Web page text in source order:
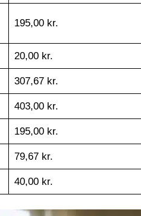
195,00 kr.
20,00 kr.
307,67 kr.
403,00 kr.
195,00 kr.
79,67 kr.
40,00 kr.